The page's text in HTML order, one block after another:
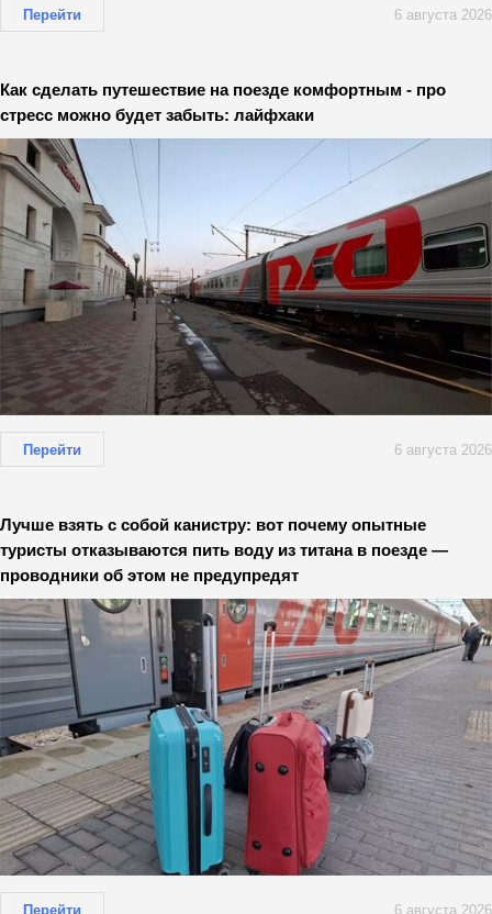
Перейти 6 августа 2026
Как сделать путешествие на поезде комфортным - про
стресс можно будет забыть: лайфхаки
Перейти 6 августа 2026
Лучше взять с собой канистру: вот почему опытные
туристы отказываются пить воду из титана в поезде —
проводники об этом не предупредят
Перейти 6 августа 2026